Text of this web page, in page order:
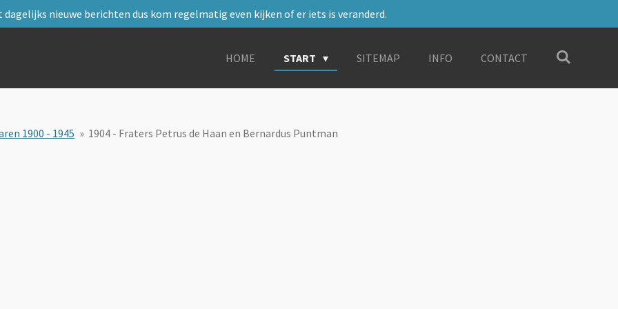
dagelijks nieuwe berichten dus kom regelmatig even kijken of er iets is veranderd.
HOME START SITEMAP INFO CONTACT
1900 - 1945 » 1904 - Fraters Petrus de Haan en Bernardus Puntman